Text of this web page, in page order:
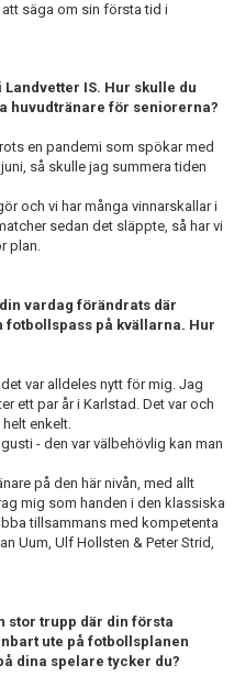
säga om sin första tid i
IS. Hur skulle du
huvudtränare för seniorerna?
en pandemi som spökar med
så skulle jag summera tiden
och vi har många vinnarskallar i
sedan det släppte, så har vi
plan.
vardag förändrats där
på kvällarna. Hur
var alldeles nytt för mig. Jag
ett par år i Karlstad. Det var och
enkelt.
- den var välbehövlig kan man
på den här nivån, med allt
mig som handen i den klassiska
tillsammans med kompetenta
Uum, Ulf Hollsten & Peter Strid,
stor trupp där din första
ute på fotbollsplanen
dina spelare tycker du?